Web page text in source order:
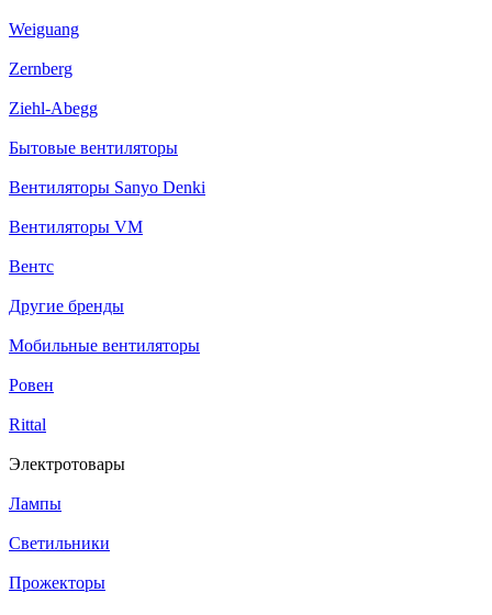
Weiguang
Zernberg
Ziehl-Abegg
Бытовые вентиляторы
Вентиляторы Sanyo Denki
Вентиляторы VM
Вентс
Другие бренды
Мобильные вентиляторы
Ровен
Rittal
Электротовары
Лампы
Светильники
Прожекторы